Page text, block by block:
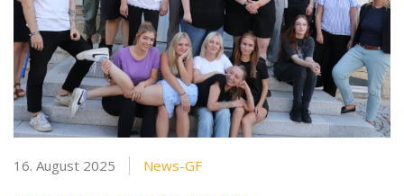
16. August 2025 News-GF